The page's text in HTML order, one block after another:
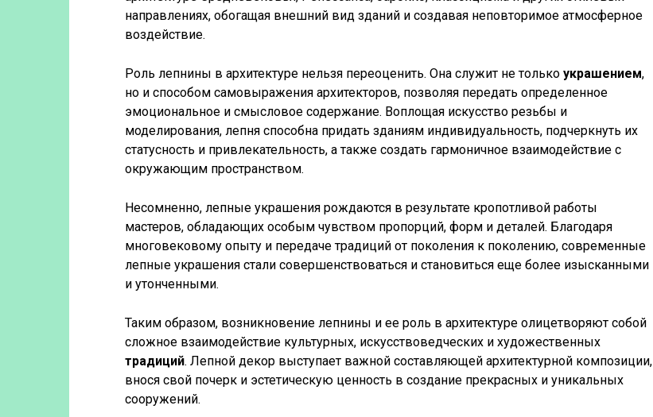
направлениях, обогащая внешний вид зданий и создавая неповторимое атмосферное
воздействие.
Роль лепнины в архитектуре нельзя переоценить. Она служит не только украшением,
но и способом самовыражения архитекторов, позволяя передать определенное
эмоциональное и смысловое содержание. Воплощая искусство резьбы и
моделирования, лепня способна придать зданиям индивидуальность, подчеркнуть их
статусность и привлекательность, а также создать гармоничное взаимодействие с
окружающим пространством.
Несомненно, лепные украшения рождаются в результате кропотливой работы
мастеров, обладающих особым чувством пропорций, форм и деталей. Благодаря
многовековому опыту и передаче традиций от поколения к поколению, современные
лепные украшения стали совершенствоваться и становиться еще более изысканными
и утонченными.
Таким образом, возникновение лепнины и ее роль в архитектуре олицетворяют собой
сложное взаимодействие культурных, искусствоведческих и художественных
традиций. Лепной декор выступает важной составляющей архитектурной композиции,
внося свой почерк и эстетическую ценность в создание прекрасных и уникальных
сооружений.